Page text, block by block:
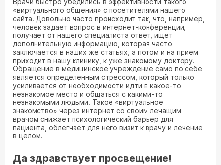
Врачи быстро убедились в эффективности такого
«виртуального общения» с посетителями нашего
сайта. Довольно часто происходит так, что, например,
человек задает вопрос в интернет-конференции,
получает от нашего специалиста ответ, ищет
дополнительную информацию, которая часто
заключается в наших же статьях, а потом и на прием
приходит в нашу клинику, к уже знакомому доктору.
Обращение в медицинское учреждение само по себе
является определенным стрессом, который только
усиливается от необходимости идти в какое-то
незнакомое место и общаться с какими-то
незнакомыми людьми. Такое «виртуальное
знакомство» через интернет со своим лечащим
врачом снижает психологический барьер для
пациента, облегчает для него визит к врачу и лечение
в целом.
Да здравствует просвещение!